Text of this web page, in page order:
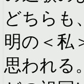
どちらも
明の＜私
思われる